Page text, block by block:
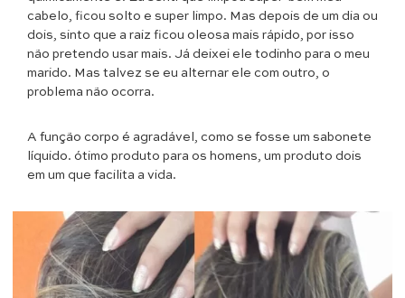
cabelo, ficou solto e super limpo. Mas depois de um dia ou
dois, sinto que a raiz ficou oleosa mais rápido, por isso
não pretendo usar mais. Já deixei ele todinho para o meu
marido. Mas talvez se eu alternar ele com outro, o
problema não ocorra.
A função corpo é agradável, como se fosse um sabonete
líquido. ótimo produto para os homens, um produto dois
em um que facilita a vida.